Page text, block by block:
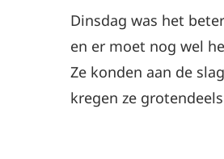
Dinsdag was het
en er moet nog wel
Ze konden aan de
kregen ze